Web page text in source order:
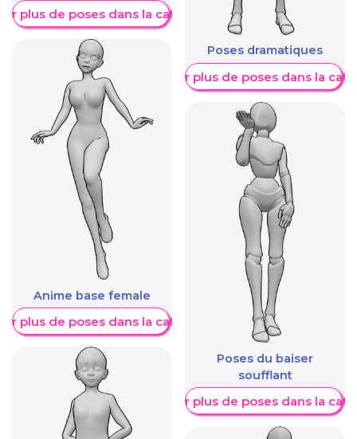
plus de poses dans la catégorie
Anime base female
plus de poses dans la catégorie
Poses dramatiques
Afficher plus de poses dans la
Poses du baiser
soufflant
Afficher plus de poses dans la